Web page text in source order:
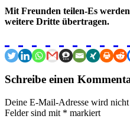
Mit Freunden teilen-Es
weitere Dritte übertragen.
Schreibe einen
Deine E-Mail-Adresse wird
Felder sind mit * markiert